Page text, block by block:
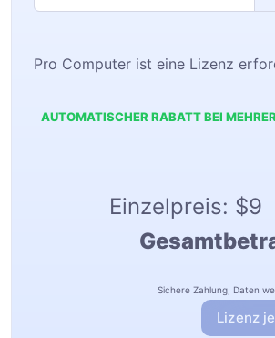
Pro Computer ist eine Lizenz
AUTOMATISCHER RABATT BEI
Einzelpreis: $9
Sichere Zahlung, Daten
Lizenz